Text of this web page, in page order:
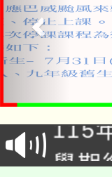
淨
會
115
程
學期